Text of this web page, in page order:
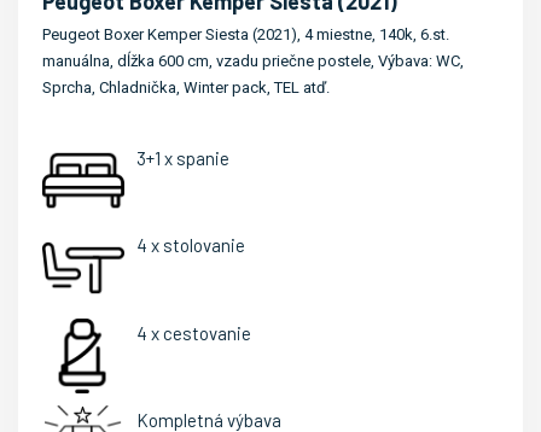
Peugeot Boxer Kemper Siesta (2021), 4 miestne, 140k, 6.st.
manuálna, dĺžka 600 cm, vzadu priečne postele, Výbava: WC,
Sprcha, Chladnička, Winter pack, TEL atď.
3+1 x spanie
4 x stolovanie
4 x cestovanie
Kompletná výbava